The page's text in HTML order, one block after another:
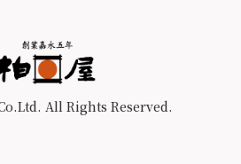
All Rights Reserved.